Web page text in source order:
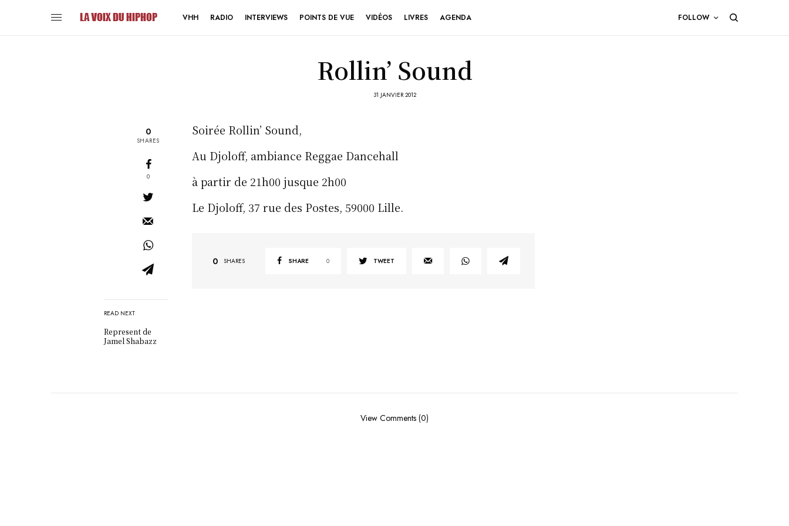
VHH RADIO INTERVIEWS POINTS DE VUE VIDÉOS LIVRES AGENDA FOLLOW
Rollin’ Sound
31 JANVIER 2012
0
SHARES
0
READ NEXT
Represent de
Jamel Shabazz
Soirée Rollin’ Sound,
Au Djoloff, ambiance Reggae Dancehall
à partir de 21h00 jusque 2h00
Le Djoloff, 37 rue des Postes, 59000 Lille.
0 SHARES SHARE 0 TWEET
View Comments (0)